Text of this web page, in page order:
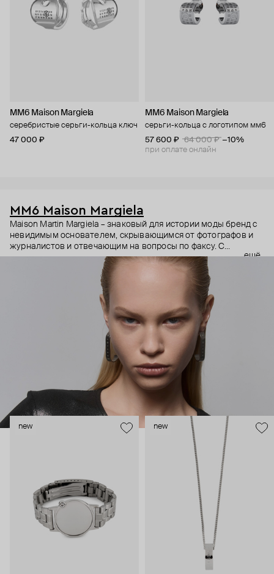
MM6 Maison Margiela
серебристые серьги-кольца ключ
47 000 ₽
MM6 Maison Margiela
серьги-кольца с логотипом мм6
57 600 ₽
64 000 ₽ −10%
при оплате онлайн
MM6 Maison Margiela
Maison Martin Margiela – знаковый для истории моды бренд с
невидимым основателем, скрывающимся от фотографов и
журналистов и отвечающим на вопросы по факсу. С
бутиками, не отмеченными на картах и в телефонных книгах.
С моделями, замотанными в капрон, и небрежными белыми
швами в качестве опознавательного знака. Линия MM6
появилась в 1997 году. Она состояла из базовых моделей для
повседневного гардероба. С 2014 года ММ6 курировал Джон
Гальяно, а в 2025 его сменил бельгийский модельер Гленн
Мартенс. MM6 прямо-таки опережает моду и словно
иронизирует над современным искусством, разрушая
привычные формы и стереотипы.
ещё
new new